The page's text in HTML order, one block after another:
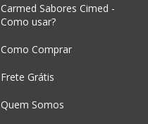
Carmed Sabores Cimed -
Como usar?
Como Comprar
Frete Grátis
Quem Somos